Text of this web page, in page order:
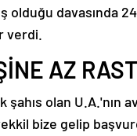
olduğu davasında
verdi.
AZ
şahıs olan U.A.'nın
bize gelip